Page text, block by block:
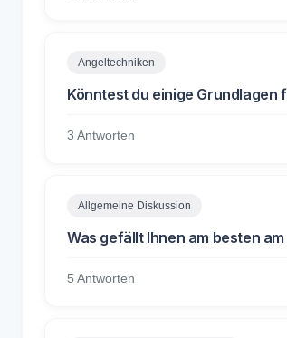
Angeltechniken
Könntest du einige
3 Antworten
Allgemeine Diskussion
Was gefällt Ihnen am besten
5 Antworten